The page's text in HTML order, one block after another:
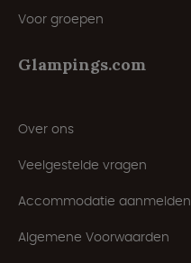
Voor groepen
Glampings.com
Over ons
Veelgestelde vragen
Accommodatie aanmelden
Algemene Voorwaarden